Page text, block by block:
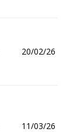
20/02/26
11/03/26